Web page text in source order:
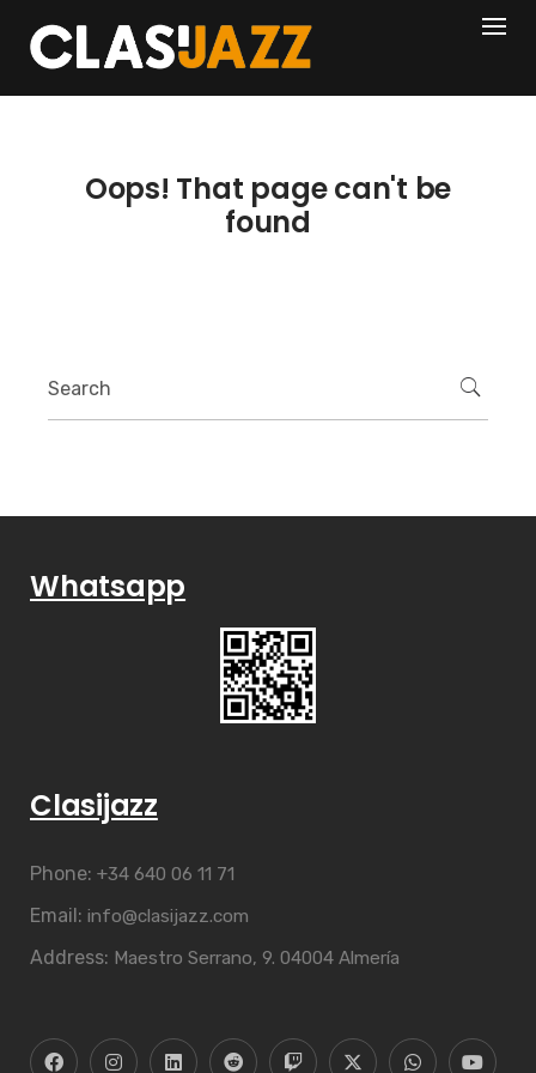
content
404
Oops! That page can't be
found
Whatsapp
Clasijazz
Phone: +34 640 06 11 71
Email: info@clasijazz.com
Address: Maestro Serrano, 9. 04004 Almería